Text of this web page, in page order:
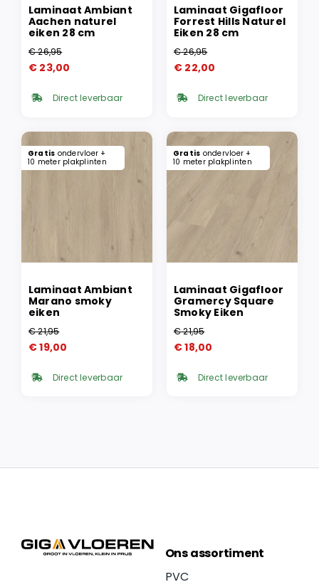
Laminaat Ambiant
Aachen naturel
eiken 28 cm
€26,95
Oorspronkelijke
was:
€ 23,00
Huidige
is: Direct leverbaar
Laminaat Gigafloor
Forrest Hills Naturel
Eiken 28 cm
€26,95
Oorspronkelijke
was:
€ 22,00
Huidige
is: Direct leverbaar
Gratis ondervloer +
10 meter plakplinten
Laminaat Ambiant
Marano smoky
eiken
€21,95
Oorspronkelijke
was:
€19,00
Huidige
is: Direct leverbaar
Gratis ondervloer +
10 meter plakplinten
Laminaat Gigafloor
Gramercy Square
Smoky Eiken
€21,95
Oorspronkelijke
was:
€18,00
Huidige
is: Direct leverbaar
Ons assortiment
PVC